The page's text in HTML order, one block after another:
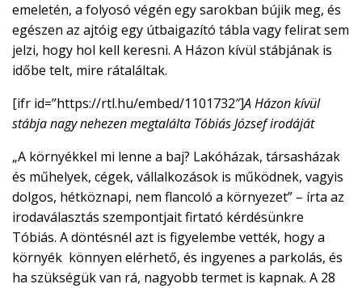
emeletén, a folyosó végén egy sarokban bújik meg, és
egészen az ajtóig egy útbaigazító tábla vagy felirat sem
jelzi, hogy hol kell keresni. A Házon kívül stábjának is
időbe telt, mire rátaláltak.
[ifr id=”https://rtl.hu/embed/1101732″]A Házon kívül
stábja nagy nehezen megtalálta Tóbiás József irodáját
„A környékkel mi lenne a baj? Lakóházak, társasházak
és műhelyek, cégek, vállalkozások is működnek, vagyis
dolgos, hétköznapi, nem flancoló a környezet” – írta az
irodaválasztás szempontjait firtató kérdésünkre
Tóbiás. A döntésnél azt is figyelembe vették, hogy a
környék könnyen elérhető, és ingyenes a parkolás, és
ha szükségük van rá, nagyobb termet is kapnak. A 28